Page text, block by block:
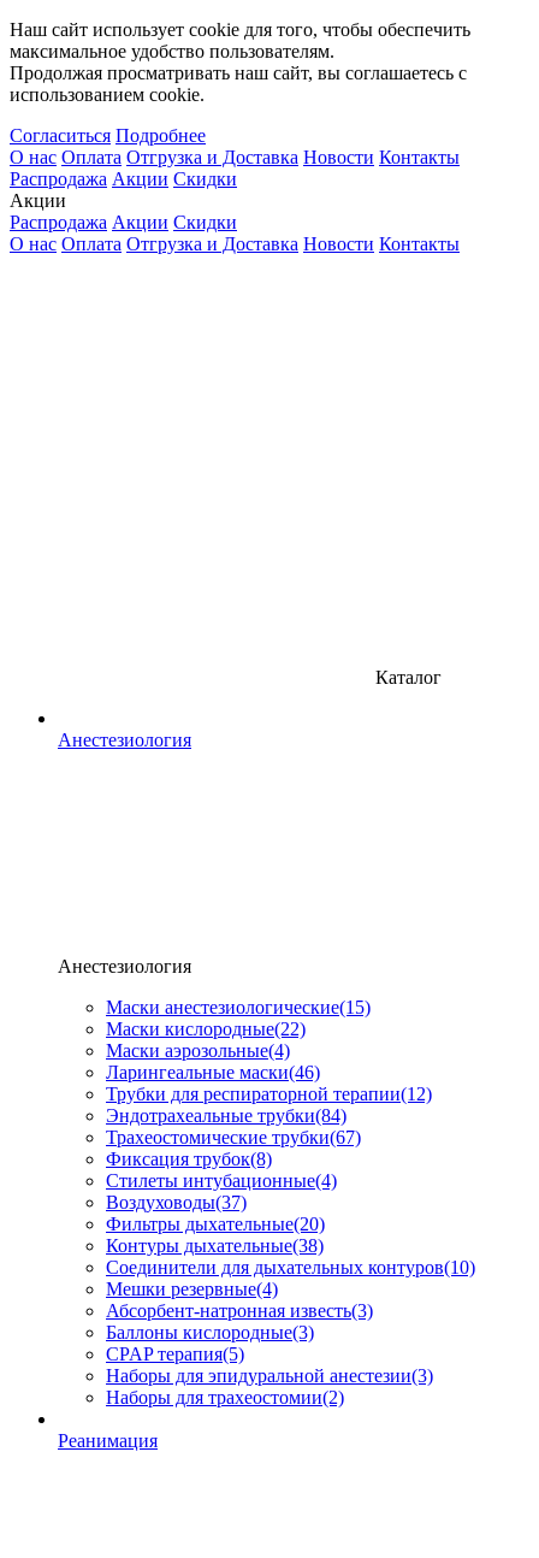
Наш сайт использует cookie для того, чтобы обеспечить
максимальное удобство пользователям.
Продолжая просматривать наш сайт, вы соглашаетесь с
использованием cookie.
Согласиться Подробнее
О нас Оплата Отгрузка и Доставка Новости Контакты
Распродажа Акции Скидки
Акции
Распродажа Акции Скидки
О нас Оплата Отгрузка и Доставка Новости Контакты
Каталог
Анестезиология
Анестезиология
Маски анестезиологические(15)
Маски кислородные(22)
Маски аэрозольные(4)
Ларингеальные маски(46)
Трубки для респираторной терапии(12)
Эндотрахеальные трубки(84)
Трахеостомические трубки(67)
Фиксация трубок(8)
Стилеты интубационные(4)
Воздуховоды(37)
Фильтры дыхательные(20)
Контуры дыхательные(38)
Соединители для дыхательных контуров(10)
Мешки резервные(4)
Абсорбент-натронная известь(3)
Баллоны кислородные(3)
CPAP терапия(5)
Наборы для эпидуральной анестезии(3)
Наборы для трахеостомии(2)
Реанимация